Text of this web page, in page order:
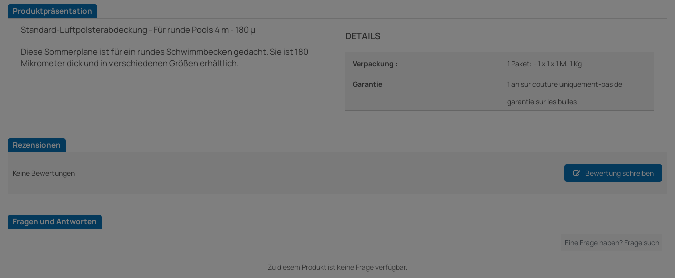
Produktpräsentation
Standard-Luftpolsterabdeckung - Für runde Pools 4 m - 180 µ
Diese Sommerplane ist für ein rundes Schwimmbecken gedacht. Sie ist 180
Mikrometer dick und in verschiedenen Größen erhältlich.
DETAILS
Verpackung : 1 Paket: - 1 x 1 x 1 M, 1 Kg
Garantie
1 an sur couture uniquement-pas de
garantie sur les bulles
Rezensionen
Keine Bewertungen Bewertung schreiben
Fragen und Antworten
Zu diesem Produkt ist keine Frage verfügbar.